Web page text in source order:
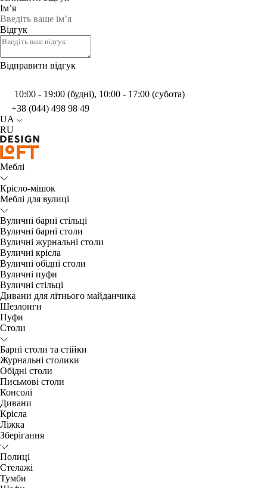
Ім’я
Відгук
Відправити відгук
10:00 - 19:00 (будні), 10:00 - 17:00 (субота)
+38 (044) 498 98 49
UA
RU
Меблі
Крісло-мішок
Меблі для вулиці
Вуличні барні стільці
Вуличні барні столи
Вуличні журнальні столи
Вуличні крісла
Вуличні обідні столи
Вуличні пуфи
Вуличні стільці
Дивани для літнього майданчика
Шезлонги
Пуфи
Столи
Барні столи та стійки
Журнальні столики
Обідні столи
Письмові столи
Консолі
Дивани
Крісла
Ліжка
Зберігання
Полиці
Стелажі
Тумби